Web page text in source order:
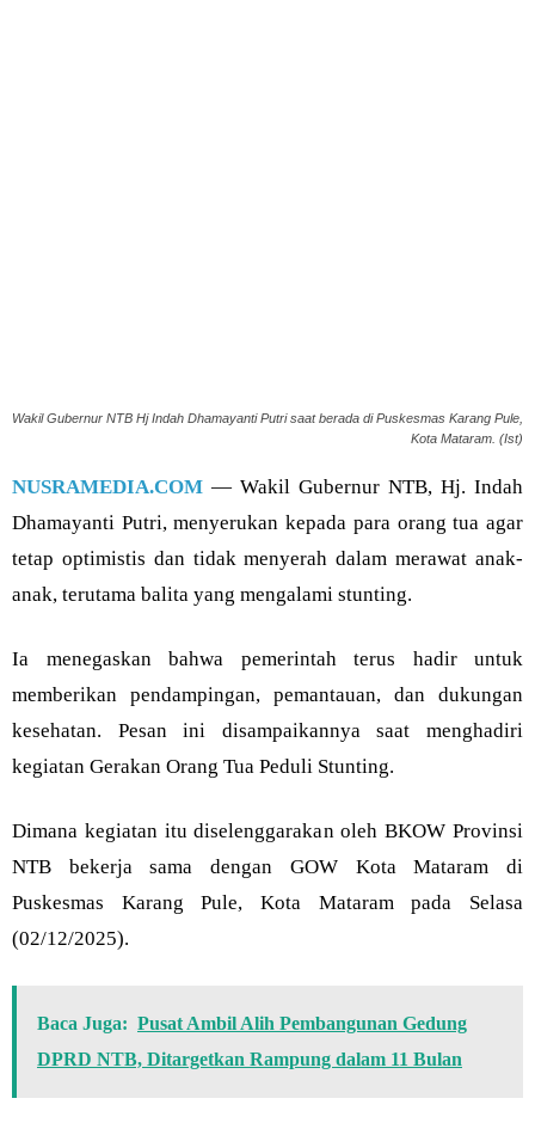
Wakil Gubernur NTB Hj Indah Dhamayanti Putri saat berada di Puskesmas Karang Pule,
Kota Mataram. (Ist)
NUSRAMEDIA.COM — Wakil Gubernur NTB, Hj. Indah
Dhamayanti Putri, menyerukan kepada para orang tua agar
tetap optimistis dan tidak menyerah dalam merawat anak-
anak, terutama balita yang mengalami stunting.
Ia menegaskan bahwa pemerintah terus hadir untuk
memberikan pendampingan, pemantauan, dan dukungan
kesehatan. Pesan ini disampaikannya saat menghadiri
kegiatan Gerakan Orang Tua Peduli Stunting.
Dimana kegiatan itu diselenggarakan oleh BKOW Provinsi
NTB bekerja sama dengan GOW Kota Mataram di
Puskesmas Karang Pule, Kota Mataram pada Selasa
(02/12/2025).
Baca Juga: Pusat Ambil Alih Pembangunan Gedung
DPRD NTB, Ditargetkan Rampung dalam 11 Bulan